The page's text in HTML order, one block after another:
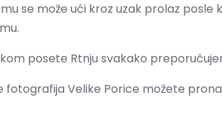
se može ući kroz uzak prolaz
posete Rtnju svakako
fotografija Velike Porice možete